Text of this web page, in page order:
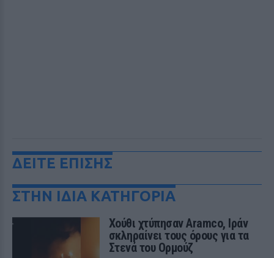
ΔΕΙΤΕ ΕΠΙΣΗΣ
ΣΤΗΝ ΙΔΙΑ ΚΑΤΗΓΟΡΙΑ
Χούθι χτύπησαν Aramco, Ιράν
σκληραίνει τους όρους για τα
Στενά του Ορμούζ